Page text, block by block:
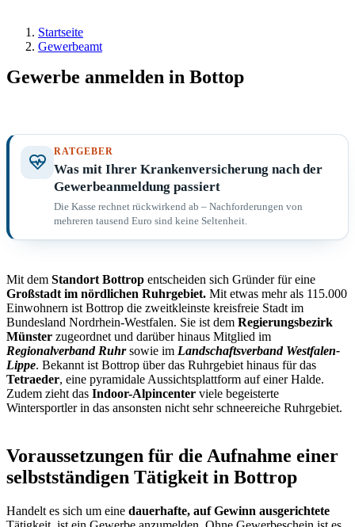
Startseite
Gewerbeamt
Gewerbe anmelden in Bottop
RATGEBER
Was mit Ihrer Krankenversicherung nach der
Gewerbeanmeldung passiert
Die Kasse rechnet rückwirkend ab – Nachforderungen von
mehreren tausend Euro sind keine Seltenheit.
Mit dem Standort Bottrop entscheiden sich Gründer für eine
Großstadt im nördlichen Ruhrgebiet. Mit etwas mehr als 115.000
Einwohnern ist Bottrop die zweitkleinste kreisfreie Stadt im
Bundesland Nordrhein-Westfalen. Sie ist dem Regierungsbezirk
Münster zugeordnet und darüber hinaus Mitglied im
Regionalverband Ruhrsowie im Landschaftsverband Westfalen-
Lippe. Bekannt ist Bottrop über das Ruhrgebiet hinaus für das
Tetraeder, eine pyramidale Aussichtsplattform auf einer Halde.
Zudem zieht das Indoor-Alpincenter viele begeisterte
Wintersportler in das ansonsten nicht sehr schneereiche Ruhrgebiet.
Voraussetzungen für die Aufnahme einer
selbstständigen Tätigkeit in Bottrop
Handelt es sich um eine dauerhafte, auf Gewinn ausgerichtete